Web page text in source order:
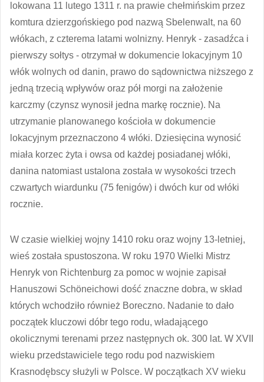
lokowana 11 lutego 1311 r. na prawie chełmińskim przez
komtura dzierzgońskiego pod nazwą Sbelenwalt, na 60
włókach, z czterema latami wolnizny. Henryk - zasadźca i
pierwszy sołtys - otrzymał w dokumencie lokacyjnym 10
włók wolnych od danin, prawo do sądownictwa niższego z
jedną trzecią wpływów oraz pół morgi na założenie
karczmy (czynsz wynosił jedna markę rocznie). Na
utrzymanie planowanego kościoła w dokumencie
lokacyjnym przeznaczono 4 włóki. Dziesięcina wynosić
miała korzec żyta i owsa od każdej posiadanej włóki,
danina natomiast ustalona została w wysokości trzech
czwartych wiardunku (75 fenigów) i dwóch kur od włóki
rocznie.
W czasie wielkiej wojny 1410 roku oraz wojny 13-letniej,
wieś została spustoszona. W roku 1970 Wielki Mistrz
Henryk von Richtenburg za pomoc w wojnie zapisał
Hanuszowi Schöneichowi dość znaczne dobra, w skład
których wchodziło również Boreczno. Nadanie to dało
początek kluczowi dóbr tego rodu, władającego
okolicznymi terenami przez następnych ok. 300 lat. W XVII
wieku przedstawiciele tego rodu pod nazwiskiem
Krasnodębscy służyli w Polsce. W początkach XV wieku